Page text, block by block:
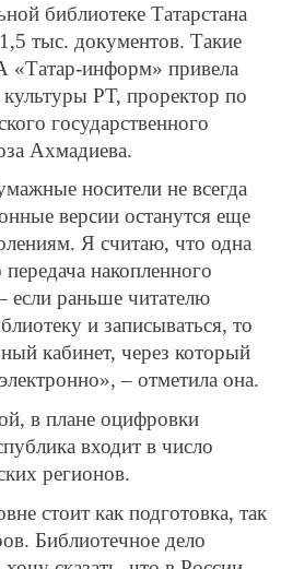
библиотеке Татарстана
тыс. документов. Такие
«Татар-информ» привела
РТ, проректор по
государственного
Ахмадиева.
носители не всегда
версии останутся еще
Я считаю, что одна
накопленного
если раньше читателю
и записываться, то
кабинет, через который
– отметила она.
в плане оцифровки
входит в число
регионов.
стоит как подготовка, так
Библиотечное дело